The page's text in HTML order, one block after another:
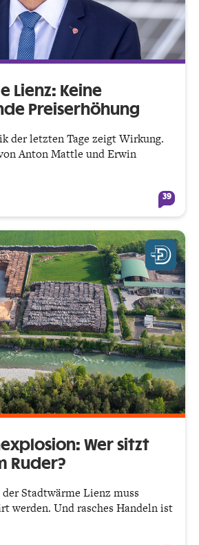
Lienz: Keine
Preiserhöhung
der letzten Tage zeigt Wirkung.
Anton Mattle und Erwin
39
Wer sitzt
Ruder?
Stadtwärme Lienz muss
werden. Und rasches Handeln ist